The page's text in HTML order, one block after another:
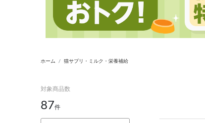
ホーム 猫サプリ・ミルク・栄養補給
対象商品数
87件